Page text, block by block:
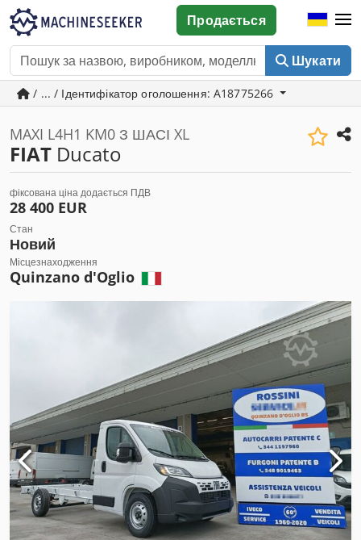
Шукати
Продається
/ ... / Ідентифікатор оголошення: A18775266
MAXI L4H1 KM0 З ШАСІ XL
FIAT Ducato
фіксована ціна додається ПДВ
28 400 EUR
Стан
Новий
Місцезнаходження
Quinzano d'Oglio